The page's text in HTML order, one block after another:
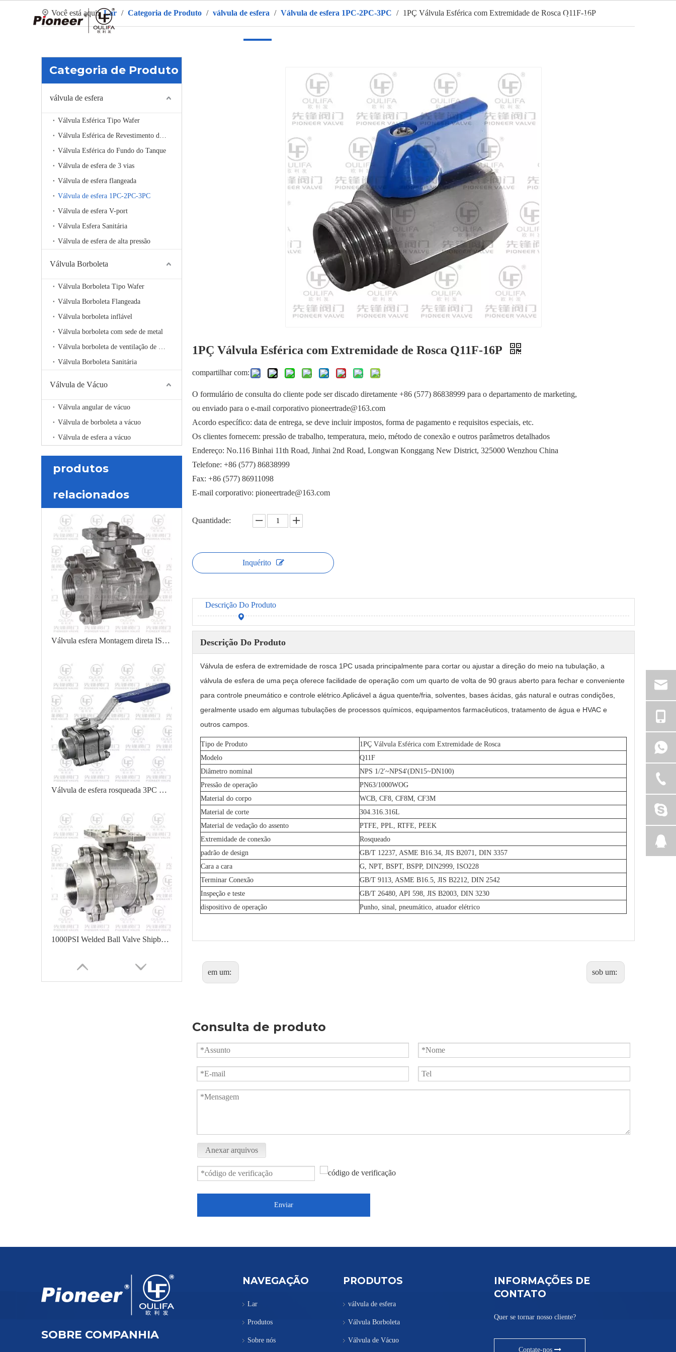
Você está aqui: Lar / Categoria de Produto / válvula de esfera / Válvula de esfera 1PC-2PC-3PC / 1PÇ Válvula Esférica com Extremidade de Rosca Q11F-16P
Categoria de Produto
válvula de esfera
Válvula Esférica Tipo Wafer
Válvula Esférica de Revestimento de Aquecimento
Válvula Esférica do Fundo do Tanque
Válvula de esfera de 3 vias
Válvula de esfera flangeada
Válvula de esfera 1PC-2PC-3PC
Válvula de esfera V-port
Válvula Esfera Sanitária
Válvula de esfera de alta pressão
Válvula Borboleta
Válvula Borboleta Tipo Wafer
Válvula Borboleta Flangeada
Válvula borboleta inflável
Válvula borboleta com sede de metal
Válvula borboleta de ventilação de alta temperatura
Válvula Borboleta Sanitária
Válvula de Vácuo
Válvula angular de vácuo
Válvula de borboleta a vácuo
Válvula de esfera a vácuo
produtos
relacionados
Válvula esfera Montagem direta ISO PQ11F
Válvula de esfera rosqueada 3PC Q11F-100P
1000PSI Welded Ball Valve Shipbuilding Oil Chemical
1PÇ Válvula Esférica com Extremidade de Rosca Q11F-16P
compartilhar com:
O formulário de consulta do cliente pode ser discado diretamente +86 (577) 86838999 para o departamento de marketing,
ou enviado para o e-mail corporativo pioneertrade@163.com
Acordo específico: data de entrega, se deve incluir impostos, forma de pagamento e requisitos especiais, etc.
Os clientes fornecem: pressão de trabalho, temperatura, meio, método de conexão e outros parâmetros detalhados
Endereço: No.116 Binhai 11th Road, Jinhai 2nd Road, Longwan Konggang New District, 325000 Wenzhou China
Telefone: +86 (577) 86838999
Fax: +86 (577) 86911098
E-mail corporativo: pioneertrade@163.com
Quantidade:
Inquérito
Descrição Do Produto
Descrição Do Produto
Válvula de esfera de extremidade de rosca 1PC usada principalmente para cortar ou ajustar a direção do meio na tubulação, a
válvula de esfera de uma peça oferece facilidade de operação com um quarto de volta de 90 graus aberto para fechar e conveniente
para controle pneumático e controle elétrico.Aplicável a água quente/fria, solventes, bases ácidas, gás natural e outras condições,
geralmente usado em algumas tubulações de processos químicos, equipamentos farmacêuticos, tratamento de água e HVAC e
outros campos.
Tipo de Produto
1PÇ Válvula Esférica com Extremidade de Rosca
Modelo
Q11F
Diâmetro nominal
NPS 1/2'~NPS4'(DN15~DN100)
Pressão de operação
PN63/1000WOG
Material do corpo
WCB, CF8, CF8M, CF3M
Material de corte
304.316.316L
Material de vedação do assento
PTFE, PPL, RTFE, PEEK
Extremidade de conexão
Rosqueado
padrão de design
GB/T 12237, ASME B16.34, JIS B2071, DIN 3357
Cara a cara
G, NPT, BSPT, BSPP, DIN2999, ISO228
Terminar Conexão
GB/T 9113, ASME B16.5, JIS B2212, DIN 2542
Inspeção e teste
GB/T 26480, API 598, JIS B2003, DIN 3230
dispositivo de operação
Punho, sinal, pneumático, atuador elétrico
em um: sob um:
Consulta de produto
Anexar arquivos
Enviar
SOBRE COMPANHIA
NAVEGAÇÃO
Lar
Produtos
Sobre nós
PRODUTOS
válvula de esfera
Válvula Borboleta
Válvula de Vácuo
INFORMAÇÕES DE
CONTATO
Quer se tornar nosso cliente?
Contate-nos